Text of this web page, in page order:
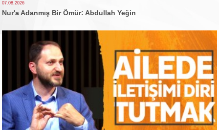
07.08.2026
Nur'a Adanmış Bir Ömür: Abdullah Yeğin